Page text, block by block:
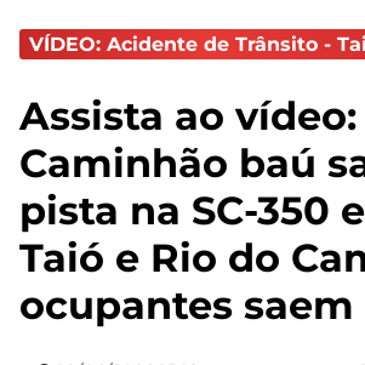
VÍDEO: Acidente de Trânsito -
Assista ao vídeo:
Caminhão baú
pista na SC-350
Taió e Rio do
ocupantes saem